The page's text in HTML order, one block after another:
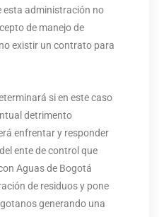
esta administración no
de manejo de
existir un contrato para
si en este caso
detrimento
enfrentar y responder
ente de control que
Aguas de Bogotá
de residuos y pone
generando una